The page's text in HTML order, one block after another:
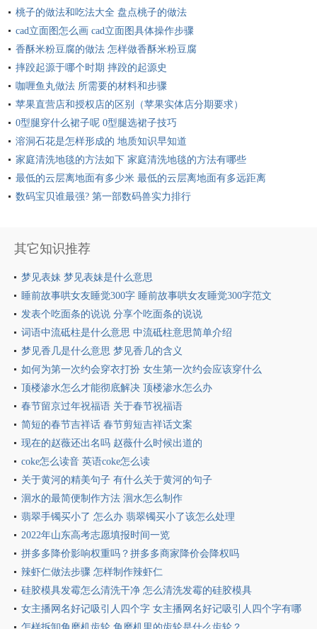
桃子的做法和吃法大全 盘点桃子的做法
cad立面图怎么画 cad立面图具体操作步骤
香酥米粉豆腐的做法 怎样做香酥米粉豆腐
摔跤起源于哪个时期 摔跤的起源史
咖喱鱼丸做法 所需要的材料和步骤
苹果直营店和授权店的区别（苹果实体店分期要求）
0型腿穿什么裙子呢 0型腿选裙子技巧
溶洞石花是怎样形成的 地质知识早知道
家庭清洗地毯的方法如下 家庭清洗地毯的方法有哪些
最低的云层离地面有多少米 最低的云层离地面有多远距离
数码宝贝谁最强? 第一部数码兽实力排行
其它知识推荐
梦见表妹 梦见表妹是什么意思
睡前故事哄女友睡觉300字 睡前故事哄女友睡觉300字范文
发表个吃面条的说说 分享个吃面条的说说
词语中流砥柱是什么意思 中流砥柱意思简单介绍
梦见香几是什么意思 梦见香几的含义
如何为第一次约会穿衣打扮 女生第一次约会应该穿什么
顶楼渗水怎么才能彻底解决 顶楼渗水怎么办
春节留京过年祝福语 关于春节祝福语
简短的春节吉祥话 春节剪短吉祥话文案
现在的赵薇还出名吗 赵薇什么时候出道的
coke怎么读音 英语coke怎么读
关于黄河的精美句子 有什么关于黄河的句子
洄水的最简便制作方法 洄水怎么制作
翡翠手镯买小了 怎么办 翡翠镯买小了该怎么处理
2022年山东高考志愿填报时间一览
拼多多降价影响权重吗？拼多多商家降价会降权吗
辣虾仁做法步骤 怎样制作辣虾仁
硅胶模具发霉怎么清洗干净 怎么清洗发霉的硅胶模具
女主播网名好记吸引人四个字 女主播网名好记吸引人四个字有哪